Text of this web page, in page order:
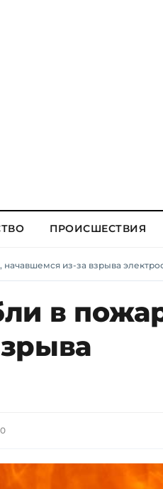
ПРОИСШЕСТВИЯ
из-за взрыва
в